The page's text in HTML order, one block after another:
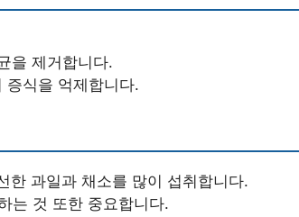
을 제거합니다.
증식을 억제합니다.
한 과일과 채소를 많이 섭취합니다.
는 것 또한 중요합니다.